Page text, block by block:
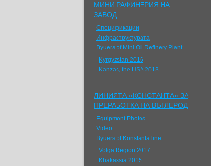
МИНИ РАФИНЕРИЯ НА
ЗАВОД
Спецификации
Инфраструктурата
Byuers of Mini Oil Refinery Plant
Kyrgyzstan 2016
Kanzas, the USA 2013
ЛИНИЯТА «КОНСТАНТА» ЗА
ПРЕРАБОТКА НА ВЪГЛЕРОД
Equipment Photos
Video
Byuers of Konstanta line
Volga Region 2017
Khakassia 2015